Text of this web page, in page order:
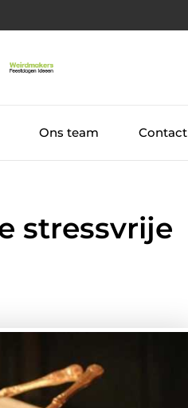
Ons team Contact
stressvrije